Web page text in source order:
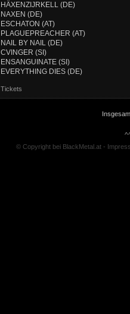
HÄXENZIJRKELL (DE)
NAXEN (DE)
ESCHATON (AT)
PLAGUEPREACHER (AT)
NAIL BY NAIL (DE)
CVINGER (SI)
ENSANGUINATE (SI)
EVERYTHING DIES (DE)
Tickets
© Copyright bei BlackMetal.at -